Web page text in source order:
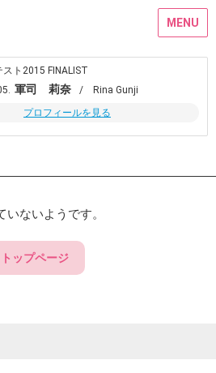
MENU
スト2015 FINALIST
軍司 莉奈
/ Rina Gunji
プロフィールを見る
ないようです。
トップページ